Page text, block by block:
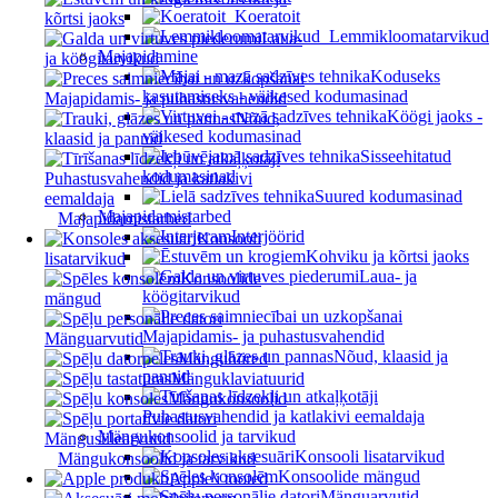
kõrtsi jaoks
Laua-
ja köögitarvikud
Majapidamis- ja puhastusvahendid
Nõud,
klaasid ja pannid
Puhastusvahendid ja katlakivi
eemaldaja
Majapidamistarbed
Konsooli
lisatarvikud
Konsoolide
mängud
Mänguarvutid
Mänguhiired
Mänguklaviatuurid
Mängukonsoolid
Mängusülearvutid
Mängukonsoolid ja tarvikud
Apple'i tooted
Koeratoit
Lemmikloomatarvikud
Majapidamine
Koduseks
kasutamiseks - väikesed kodumasinad
Köögi jaoks -
väikesed kodumasinad
Sisseehitatud
kodumasinad
Suured kodumasinad
Majapidamistarbed
Interjöörid
Kohviku ja kõrtsi jaoks
Laua- ja
köögitarvikud
Majapidamis- ja puhastusvahendid
Nõud, klaasid ja
pannid
Puhastusvahendid ja katlakivi eemaldaja
Mängukonsoolid ja tarvikud
Konsooli lisatarvikud
Konsoolide mängud